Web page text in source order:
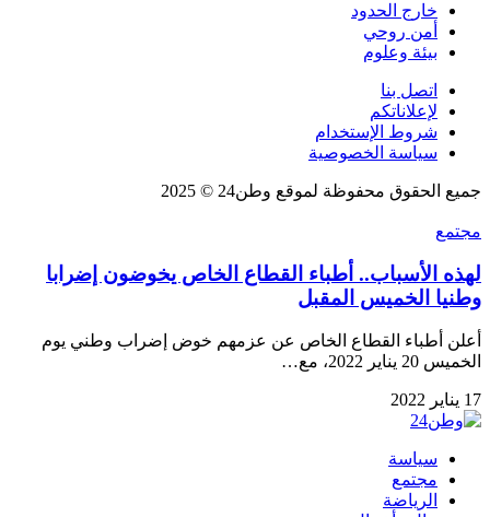
خارج الحدود
أمن روحي
بيئة وعلوم
اتصل بنا
لإعلاناتكم
شروط الإستخدام
سياسة الخصوصية
جميع الحقوق محفوظة لموقع وطن24 © 2025
مجتمع
لهذه الأسباب.. أطباء القطاع الخاص يخوضون إضرابا
وطنيا الخميس المقبل
أعلن أطباء القطاع الخاص عن عزمهم خوض إضراب وطني يوم
الخميس 20 يناير 2022، مع…
17 يناير 2022
سياسة
مجتمع
الرياضة